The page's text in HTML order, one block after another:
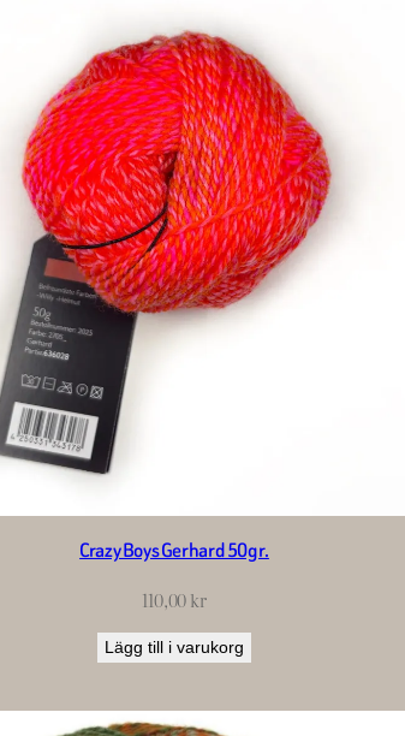
Crazy Boys Gerhard 50gr.
110,00kr
Lägg till i varukorg